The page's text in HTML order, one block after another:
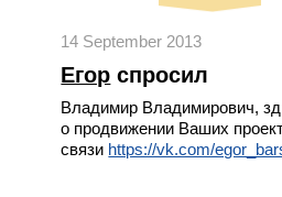
14 September 2013
Егор спросил
Владимир Владимирович,
о продвижении Ваших
связи https://vk.com/